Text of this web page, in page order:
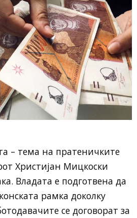
– тема на пратеничките
Христијан Мицкоски
Владата е подготвена да
рамка доколку
се договорат за